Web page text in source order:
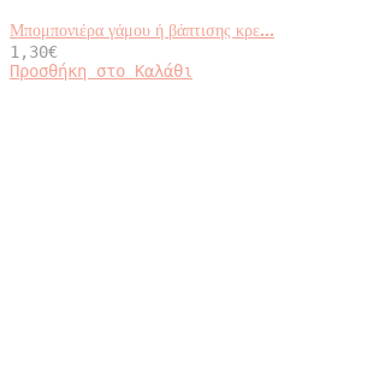
Μπομπονιέρα γάμου ή βάπτισης κρε...
1,30€
Προσθήκη στο Καλάθι